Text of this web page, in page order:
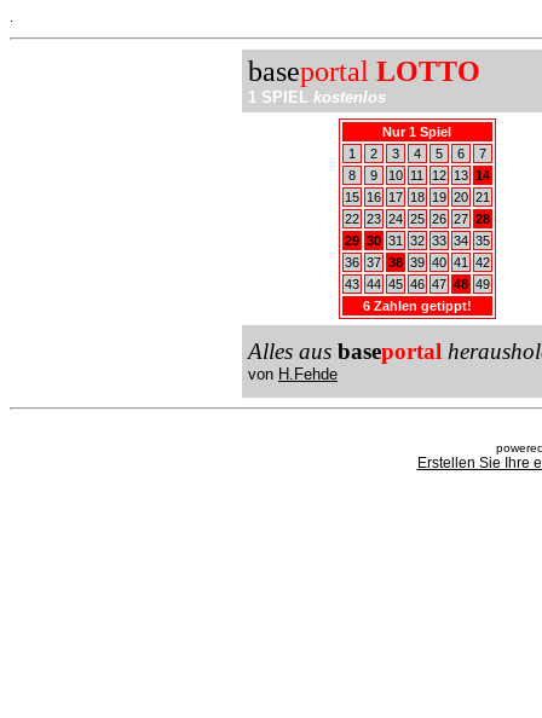
baseportal LOTTO
1 SPIEL kostenlos
Nur 1 Spiel
1
2 3 4 5 6
7
8
9 10 11 12 13 14
15
16 17 18 19 20 21
22 23 24 25 26 27 28
29 30 31 32 33 34 35
36 37 38 39 40 41
42
43 44 45 46 47 48 49
6 Zahlen getippt!
Alles aus baseportal
von H.Fehde
Erstellen Sie Ihre